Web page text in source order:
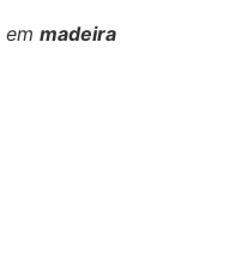
em madeira